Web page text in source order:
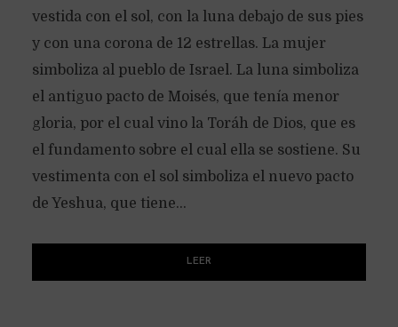
vestida con el sol, con la luna debajo de sus pies
y con una corona de 12 estrellas. La mujer
simboliza al pueblo de Israel. La luna simboliza
el antiguo pacto de Moisés, que tenía menor
gloria, por el cual vino la Toráh de Dios, que es
el fundamento sobre el cual ella se sostiene. Su
vestimenta con el sol simboliza el nuevo pacto
de Yeshua, que tiene...
LEER